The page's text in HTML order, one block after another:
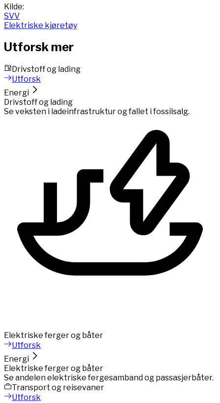
End of interactive chart.
Kilde:
SVV
Elektriske kjøretøy
Utforsk mer
Drivstoff og lading
Utforsk
Energi
Drivstoff og lading
Se veksten i ladeinfrastruktur og fallet i fossilsalg.
Elektriske ferger og båter
Utforsk
Energi
Elektriske ferger og båter
Se andelen elektriske fergesamband og passasjerbåter.
Transport og reisevaner
Utforsk